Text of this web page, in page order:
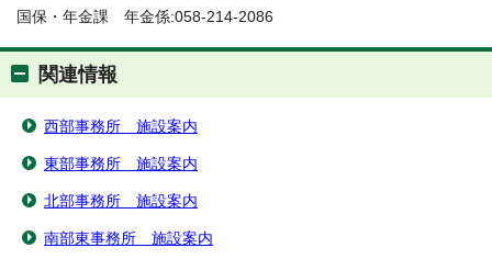
国保・年金課 年金係:058-214-2086
関連情報
西部事務所 施設案内
東部事務所 施設案内
北部事務所 施設案内
南部東事務所 施設案内